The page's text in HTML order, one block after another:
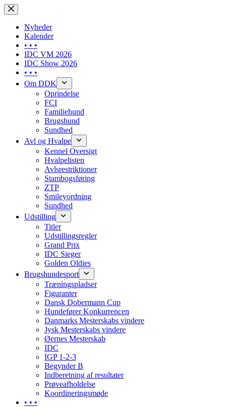
Skip
to
contentNyheder
Kalender
• • •
IDC VM 2026
IDC Show 2026
• • •
Om DDK
Oprindelse
FCI
Familiehund
Brugshund
Sundhed
Avl og Hvalpe
Kennel Oversigt
Hvalpelisten
Avlsrestriktioner
Stambogsføring
ZTP
Smileyordning
Sundhed
Udstilling
Titler
Udstillingsregler
Grand Prix
IDC Sieger
Golden Oldies
Brugshundesport
Træningspladser
Figuranter
Dansk Dobermann Cup
Hundefører Konkurrencen
Danmarks Mesterskabs vindere
Jysk Mesterskabs vindere
Øernes Mesterskab
IDC
IGP 1-2-3
Begynder B
Indberetning af resultater
Prøveafholdelse
Koordineringsmøde
• • •